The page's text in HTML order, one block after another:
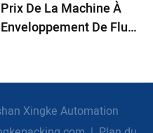
Prix De La Machine À
Enveloppement De Flux
Xingke Automation